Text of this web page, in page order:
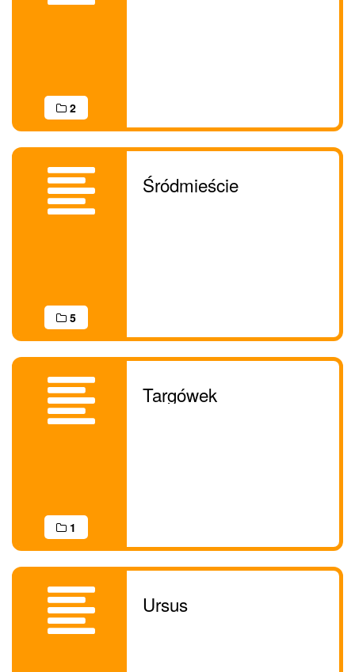
2
5
Śródmieście
1
Targówek
Ursus